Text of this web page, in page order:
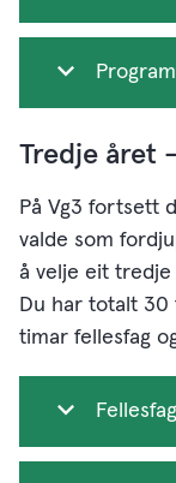
Tredje året
På Vg3 fortsett
valde som
å velje eit tredje
Du har totalt 30
timar fellesfag